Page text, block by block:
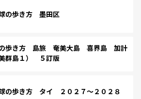
の歩き方 墨田区
歩き方 島旅 奄美大島 喜界島 加計
群島１） ５訂版
の歩き方 タイ ２０２７～２０２８